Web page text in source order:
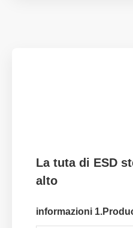
La tuta di ESD
alto
informazioni